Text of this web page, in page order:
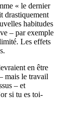
« le dernier
drastiquement
habitudes
– par exemple
Les effets
en être
mais le travail
– et
si tu es toi-